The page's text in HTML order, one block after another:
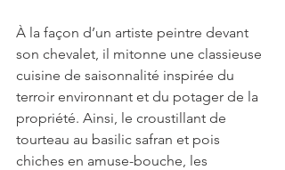
À la façon d’un artiste peintre devant
son chevalet, il mitonne une classieuse
cuisine de saisonnalité inspirée du
terroir environnant et du potager de la
propriété. Ainsi, le croustillant de
tourteau au basilic safran et pois
chiches en amuse-bouche, les